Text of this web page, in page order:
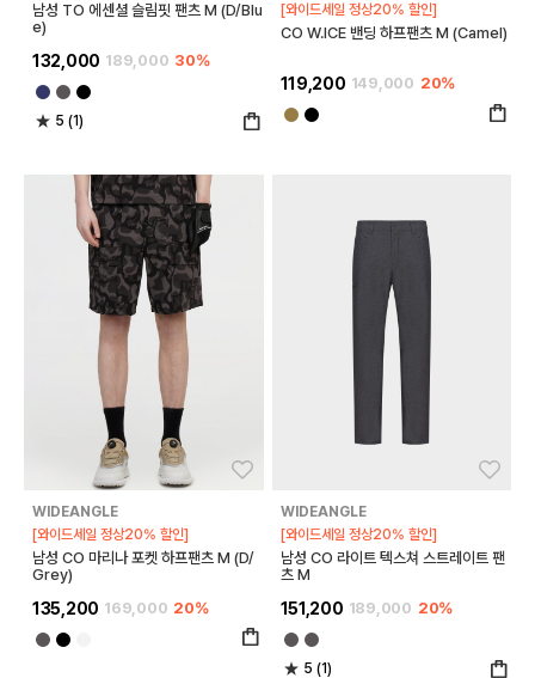
남성 TO 에센셜 슬림핏 팬츠 M (D/Blu
e)
132,000 189,000 30%
5 (1)
[와이드세일 정상20% 할인]
CO W.ICE 밴딩 하프팬츠 M (Camel)
119,200 149,000 20%
WIDEANGLE
[와이드세일 정상20% 할인]
남성 CO 마리나 포켓 하프팬츠 M (D/
Grey)
135,200 169,000 20%
WIDEANGLE
[와이드세일 정상20% 할인]
남성 CO 라이트 텍스쳐 스트레이트 팬
츠 M
151,200 189,000 20%
5 (1)